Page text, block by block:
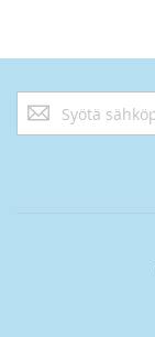
Tilaa
uutiskirjeemme: